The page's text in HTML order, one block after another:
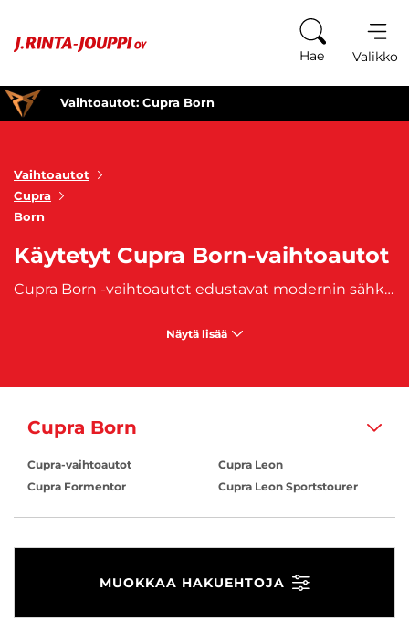
Hae Valikko
Vaihtoautot: Cupra Born
Vaihtoautot
Cupra
Born
Käytetyt Cupra Born-vaihtoautot
Cupra Born -vaihtoautot edustavat modernin sähköautoilun ja urheilullisen ajokokemuksen täydellistä yhdistelmää. Cupra Born on Cupra-brändin ensimmäinen täyssähköauto, joka tarjoaa vaikuttavaa suorituskykyä, ympäristöystävällisyyttä ja tyylikästä muotoilua. Tämä kompaktin kokoinen täyssähköauto on suunniteltu kuljettajille, jotka arvostavat innovatiivista teknologiaa, dynaamista ajotuntumaa ja ajomukavuutta yhdistettynä puhtaaseen ja tehokkaaseen sähköiseen voimanlähteeseen. Cupra Born -vaihtoautot tarjoavat tehokkaan sähkömoottorin ja vaikuttavan toimintamatkan, joka tekee siitä erinomaisen valinnan kaupunki- ja maantieajoon. Bornin sähköinen voimanlähde tarjoaa välitöntä vääntöä, mikä tekee ajokokemuksesta dynaamisen ja nautinnollisen. Lisäksi Bornin alhainen energiankulutus ja ympäristöystävällisyys tekevät siitä taloudellisen ja ekologisen valinnan. Sähköautoilun etuja ovat myös hiljaisuus ja alhaiset käyttökustannukset.
Näytä lisää
Cupra Born
Cupra-vaihtoautot
Cupra Formentor
Cupra Leon
Cupra Leon Sportstourer
MUOKKAA HAKUEHTOJA